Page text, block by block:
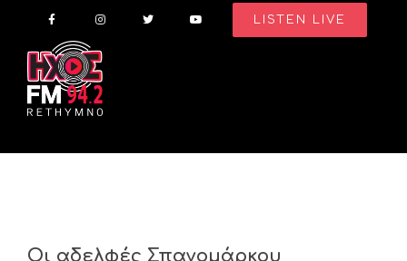
content
LISTEN LIVE
Οι αδελφές Σπανομάρκου